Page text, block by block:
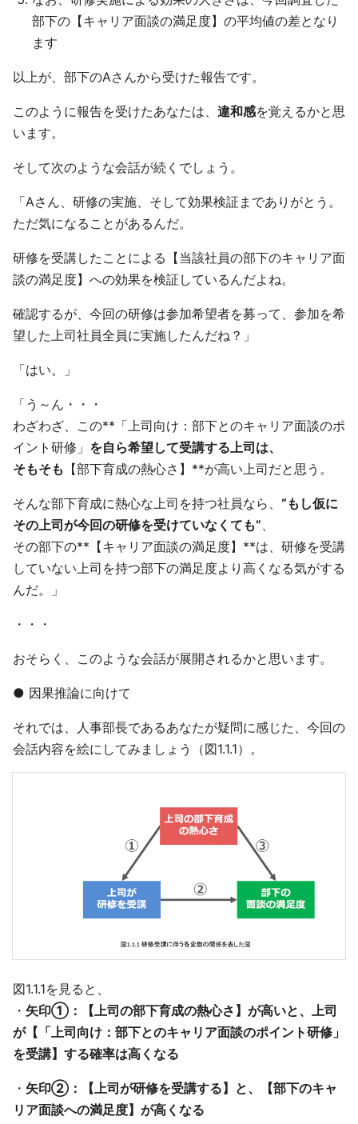
部下の【キャリア面談の満足度】の平均値の差となり
ます
以上が、部下のAさんから受けた報告です。
このように報告を受けたあなたは、 違和感を覚えるかと思
います。
そして次のような会話が続くでしょう。
「Aさん、研修の実施、そして効果検証までありがとう。
ただ気になることがあるんだ。
研修を受講したことによる【当該社員の部下のキャリア面
談の満足度】への効果を検証しているんだよね。
確認するが、今回の研修は参加希望者を募って、参加を希
望した上司社員全員に実施したんだね？」
「はい。」
「う～ん・・・
わざわざ、この**「上司向け：部下とのキャリア面談のポ
イント研修」 を自ら希望して受講する上司は、
そもそも 【部下育成の熱心さ】**が高い上司だと思う。
そんな部下育成に熱心な上司を持つ社員なら、 “もし仮に
その上司が今回の研修を受けていなくても”
その部下の**【キャリア面談の満足度】**は、研修を受講
していない上司を持つ部下の満足度より高くなる気がする
んだ。」
・・・
おそらく、このような会話が展開されるかと思います。
● 因果推論に向けて
それでは、人事部長であるあなたが疑問に感じた、今回の
会話内容を絵にしてみましょう（図1.1.1）。
図1.1.1を見ると、
・ 矢印①：【上司の部下育成の熱心さ】が高いと、上司
が【「上司向け：部下とのキャリア面談のポイント研修」
を受講】する確率は高くなる
・ 矢印②：【上司が研修を受講する】と、【部下のキャ
リア面談への満足度】が高くなる